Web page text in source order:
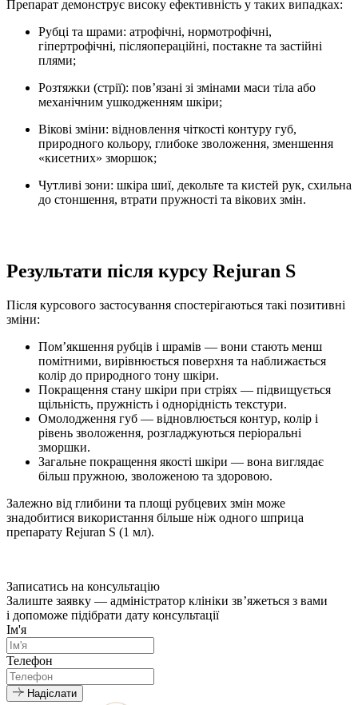
Препарат демонструє високу ефективність у таких випадках:
Рубці та шрами: атрофічні, нормотрофічні,
гіпертрофічні, післяопераційні, постакне та застійні
плями;
Розтяжки (стрії): пов’язані зі змінами маси тіла або
механічним ушкодженням шкіри;
Вікові зміни: відновлення чіткості контуру губ,
природного кольору, глибоке зволоження, зменшення
«кисетних» зморшок;
Чутливі зони: шкіра шиї, декольте та кистей рук, схильна
до стоншення, втрати пружності та вікових змін.
Результати після курсу Rejuran S
Після курсового застосування спостерігаються такі позитивні
зміни:
Пом’якшення рубців і шрамів — вони стають менш
помітними, вирівнюється поверхня та наближається
колір до природного тону шкіри.
Покращення стану шкіри при стріях — підвищується
щільність, пружність і однорідність текстури.
Омолодження губ — відновлюється контур, колір і
рівень зволоження, розгладжуються періоральні
зморшки.
Загальне покращення якості шкіри — вона виглядає
більш пружною, зволоженою та здоровою.
Залежно від глибини та площі рубцевих змін може
знадобитися використання більше ніж одного шприца
препарату Rejuran S (1 мл).
Записатись на консультацію
Залиште заявку — адміністратор клініки зв’яжеться з вами
і допоможе підібрати дату консультації
Ім'я
Телефон
Надіслати